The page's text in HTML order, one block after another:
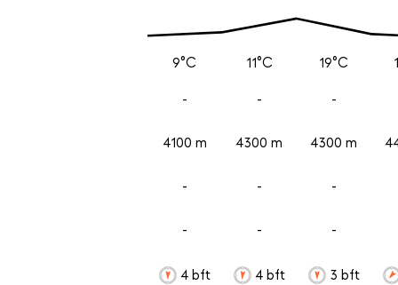
9°C
-
4100 m
-
-
4 bft
11°C
-
4300 m
-
-
4 bft
19°C
-
4300 m
-
-
3 bft